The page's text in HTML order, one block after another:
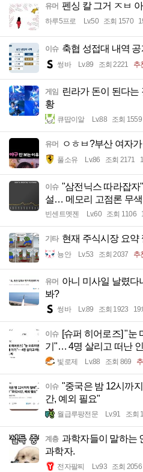
유머 펜싱 칼 그거 ㅈㅂ
하루5프로 Lv.50 조회 1570
이슈 축협 성접대 내역 공
썽바 Lv.89 조회 2221 추
게임
린라가 돈이 된다는
황
큐땁이알 Lv.88 조회 1559
유머 ㅇㅎㅂ?부산 여자
풀소유 Lv.86 조회 2171
이슈 "삼전닉스 따라잡자
설… 메모리 고점론 무색
빈센트멧젠 Lv.60 조회 1106
기타 현재 주식시장 요약
뇽안 Lv.53 조회 2037 추
유머 아니 미사일 날렸다
봐?
썽바 Lv.89 조회 1923
이슈
[슈퍼 히어로즈] "눈
기"… 4명 살리고 떠난 인
빛로제 Lv.88 조회 869
이슈 "중국은 밤 12시까
간, 예외 필요"
월급루팡전문 Lv.91 조회
계층 과학자들이 말하는
과학자.
전자팔찌 Lv.93 조회 2056